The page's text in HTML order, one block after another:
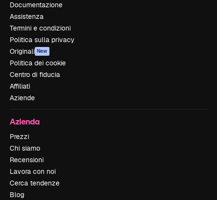
Documentazione
Assistenza
Termini e condizioni
Politica sulla privacy
Originali New
Politica dei cookie
Centro di fiducia
Affiliati
Aziende
Azienda
Prezzi
Chi siamo
Recensioni
Lavora con noi
Cerca tendenze
Blog